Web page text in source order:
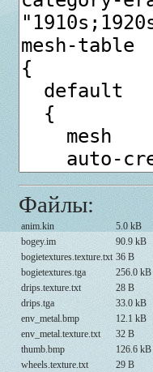
Файлы:
anim.kin
5.0 kB
bogey.im
90.9 kB
bogietextures.texture.txt 36 B
bogietextures.tga
256.0 kB
drips.texture.txt
28 B
drips.tga
33.0 kB
env_metal.bmp
12.1 kB
env_metal.texture.txt
32 B
thumb.bmp
126.6 kB
wheels.texture.txt
29 B